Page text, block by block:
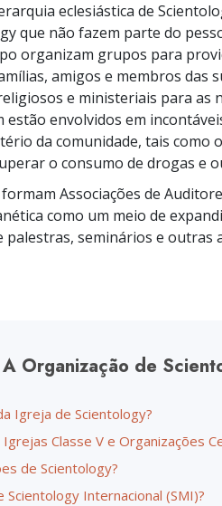
Dentro duma Igreja
Os Princípios Básicos de
Uma Introdução a Dianética
Amor e Ódio –
O que é a Grandeza?
eclesiástica de
que não fazem parte do
organizam grupos para
amigos e membros das
e ministeriais para as
estão envolvidos em
da comunidade, tais como
o consumo de drogas e
Associações de
como um meio de
seminários e outras
A Organização de
Igreja de Scientology?
Classe V e Organizações
de Scientology?
Internacional (SMI)?